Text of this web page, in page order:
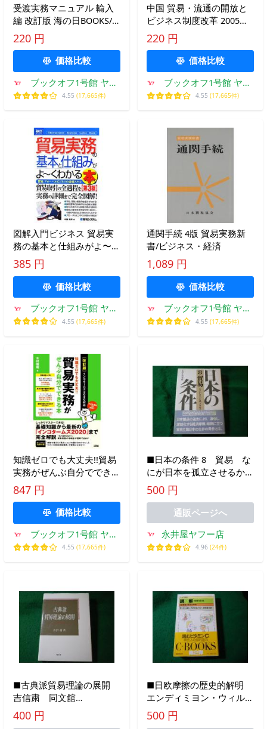
受渡実務マニュアル 輸入
編 改訂版 海の日BOOKS/
オーシャンコマース(編
者)
220 円
価格比較
ブックオフ1号館 ヤフ
ーショッピング店
4.55 (17,665件)
中国 貿易・流通の開放と
ビジネス制度改革 2005年
の行方を読む為に/水野真
澄(著者)
220 円
価格比較
ブックオフ1号館 ヤフ
ーショッピング店
4.55 (17,665件)
図解入門ビジネス 貿易実
務の基本と仕組みがよ〜く
わかる本 第3版 貿易、グ
ローバルビジネスの必須ス
385 円
価格比較
ブックオフ1号館 ヤフ
ーショッピング店
4.55 (17,665件)
通関手続 4版 貿易実務新
書/ビジネス・経済
1,089 円
価格比較
ブックオフ1号館 ヤフ
ーショッピング店
4.55 (17,665件)
知識ゼロでも大丈夫!!貿易
実務がぜんぶ自分でできる
本 改訂版 インコタームズ
2020対応/木村雅晴
847 円
価格比較
ブックオフ1号館 ヤフ
ーショッピング店
4.55 (17,665件)
■日本の条件 8 貿易 な
にが日本を孤立させるか
日本放送出版協会
■FASD2026010503■
500 円
通販ページへ
永井屋ヤフー店
4.96 (24件)
■古典派貿易理論の展開
吉信粛 同文舘
■FASD2026012309■
400 円
■日欧摩擦の歴史的解明
エンディミヨン・ウィルキ
ンソン 中央公論社
■FASD2026020602■
500 円